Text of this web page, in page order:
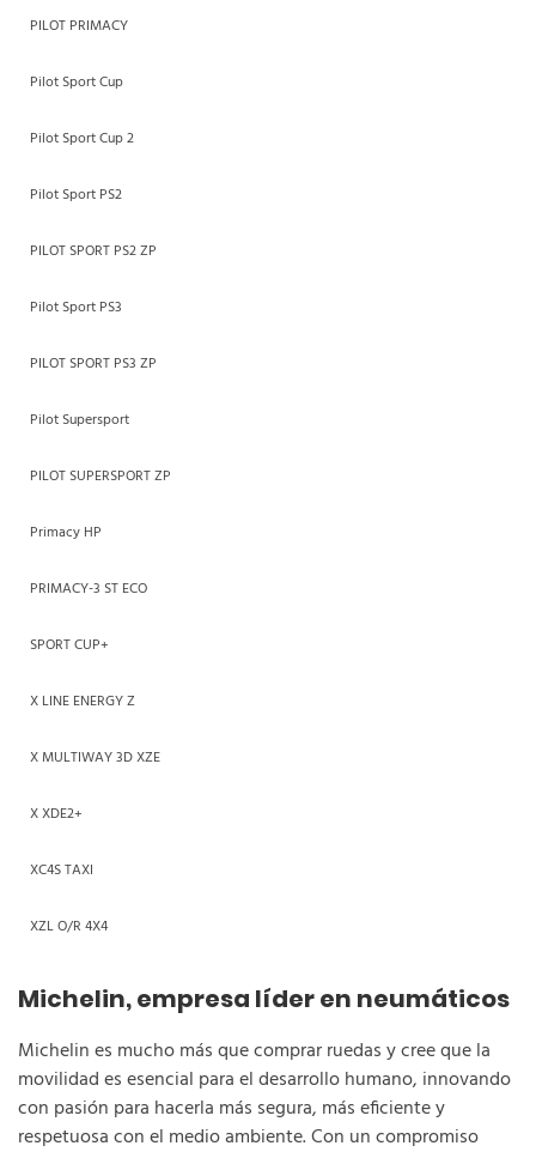
PILOT PRIMACY
Pilot Sport Cup
Pilot Sport Cup 2
Pilot Sport PS2
PILOT SPORT PS2 ZP
Pilot Sport PS3
PILOT SPORT PS3 ZP
Pilot Supersport
PILOT SUPERSPORT ZP
Primacy HP
PRIMACY-3 ST ECO
SPORT CUP+
X LINE ENERGY Z
X MULTIWAY 3D XZE
X XDE2+
XC4S TAXI
XZL O/R 4X4
Michelin, empresa líder en neumáticos
Michelin es mucho más que comprar ruedas y cree que la
movilidad es esencial para el desarrollo humano, innovando
con pasión para hacerla más segura, más eficiente y
respetuosa con el medio ambiente. Con un compromiso